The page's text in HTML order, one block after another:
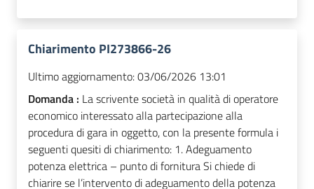
Chiarimento PI273866-26
Ultimo aggiornamento:03/06/2026 13:01
Domanda : La scrivente società in qualità di operatore
economico interessato alla partecipazione alla
procedura di gara in oggetto, con la presente formula i
seguenti quesiti di chiarimento: 1. Adeguamento
potenza elettrica – punto di fornitura Si chiede di
chiarire se l’intervento di adeguamento della potenza